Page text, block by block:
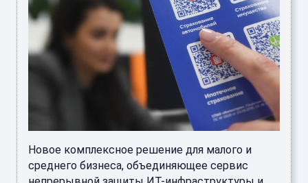
Новое комплексное решение для малого и
среднего бизнеса, объединяющее сервис